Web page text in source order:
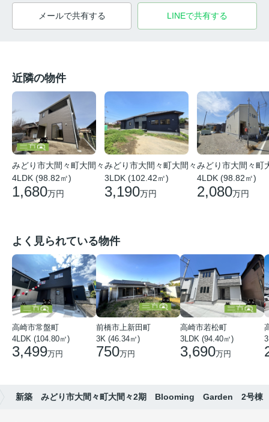
メールで共有する LINEで共有する
近隣の物件
みどり市大間々町大間々
4LDK (98.82㎡)
1,680万円
みどり市大間々町大間々
3LDK (102.42㎡)
3,190万円
みどり市大間々町
4LDK (98.82㎡)
2,080万円
よく見られている物件
高崎市常盤町
4LDK (104.80㎡)
3,499万円
前橋市上新田町
3K (46.34㎡)
750万円
高崎市若松町
3LDK (94.40㎡)
3,690万円
新築 みどり市大間々町大間々2期 Blooming Garden 2号棟